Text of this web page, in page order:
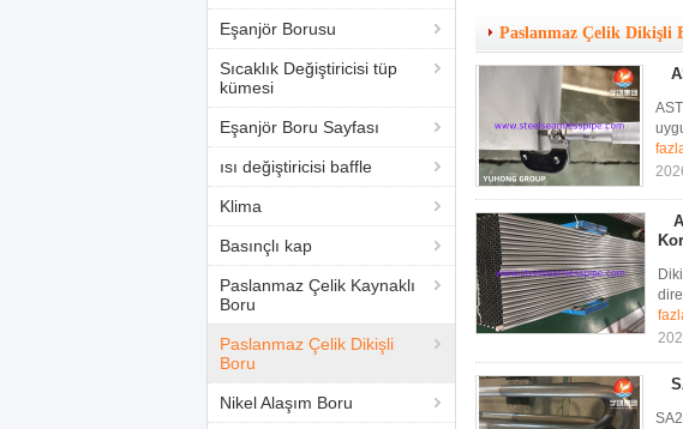
Eşanjör Borusu
Sıcaklık Değiştiricisi tüp
kümesi
Eşanjör Boru Sayfası
ısı değiştiricisi baffle
Klima
Basınçlı kap
Paslanmaz Çelik Kaynaklı
Boru
Paslanmaz Çelik Dikişli
Boru
Nikel Alaşım Boru
Paslanmaz Çelik Dikişli